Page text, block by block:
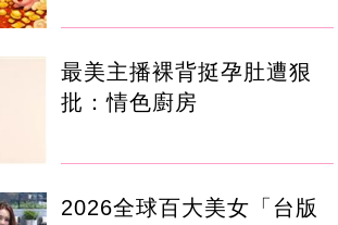
最美主播裸背挺孕肚遭狠
批：情色廚房
2026全球百大美女「台版